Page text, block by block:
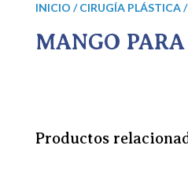
INICIO /CIRUGÍA PLÁSTICA/
MANGO
Productos